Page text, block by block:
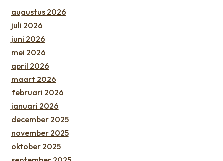
augustus 2026
juli 2026
juni 2026
mei 2026
april 2026
maart 2026
februari 2026
januari 2026
december 2025
november 2025
oktober 2025